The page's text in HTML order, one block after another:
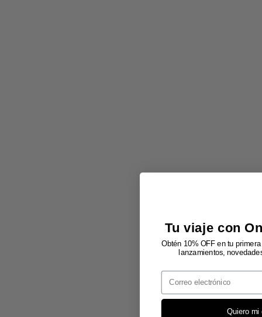
Tu viaje con
Obtén 10% OFF en tu
lanzamientos,
Email
Quiero mi